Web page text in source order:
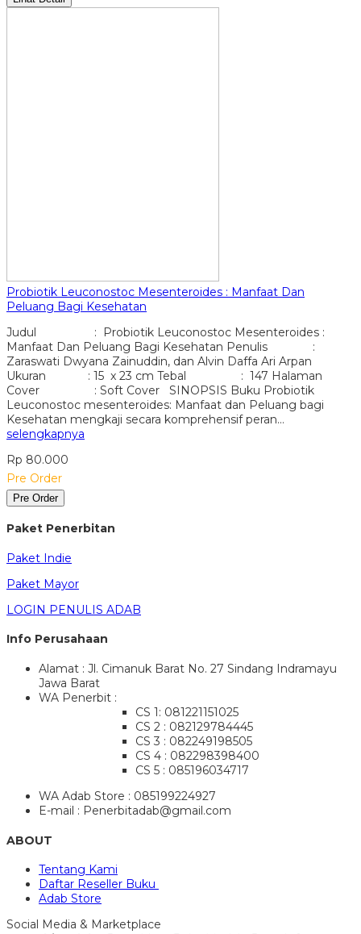
Probiotik Leuconostoc Mesenteroides : Manfaat Dan
Peluang Bagi Kesehatan
Judul : Probiotik Leuconostoc Mesenteroides :
Manfaat Dan Peluang Bagi Kesehatan Penulis :
Zaraswati Dwyana Zainuddin, dan Alvin Daffa Ari Arpan
Ukuran : 15 x 23 cm Tebal : 147 Halaman
Cover : Soft Cover SINOPSIS Buku Probiotik
Leuconostoc mesenteroides: Manfaat dan Peluang bagi
Kesehatan mengkaji secara komprehensif peran…
selengkapnya
Rp 80.000
Pre Order
Pre Order
Paket Penerbitan
Paket Indie
Paket Mayor
LOGIN PENULIS ADAB
Info Perusahaan
Alamat : Jl. Cimanuk Barat No. 27 Sindang Indramayu
Jawa Barat
WA Penerbit :
CS 1: 081221151025
CS 2 : 082129784445
CS 3 : 082249198505
CS 4 : 082298398400
CS 5 : 085196034717
WA Adab Store : 085199224927
E-mail : Penerbitadab@gmail.com
ABOUT
Tentang Kami
Daftar Reseller Buku
Adab Store
Social Media & Marketplace